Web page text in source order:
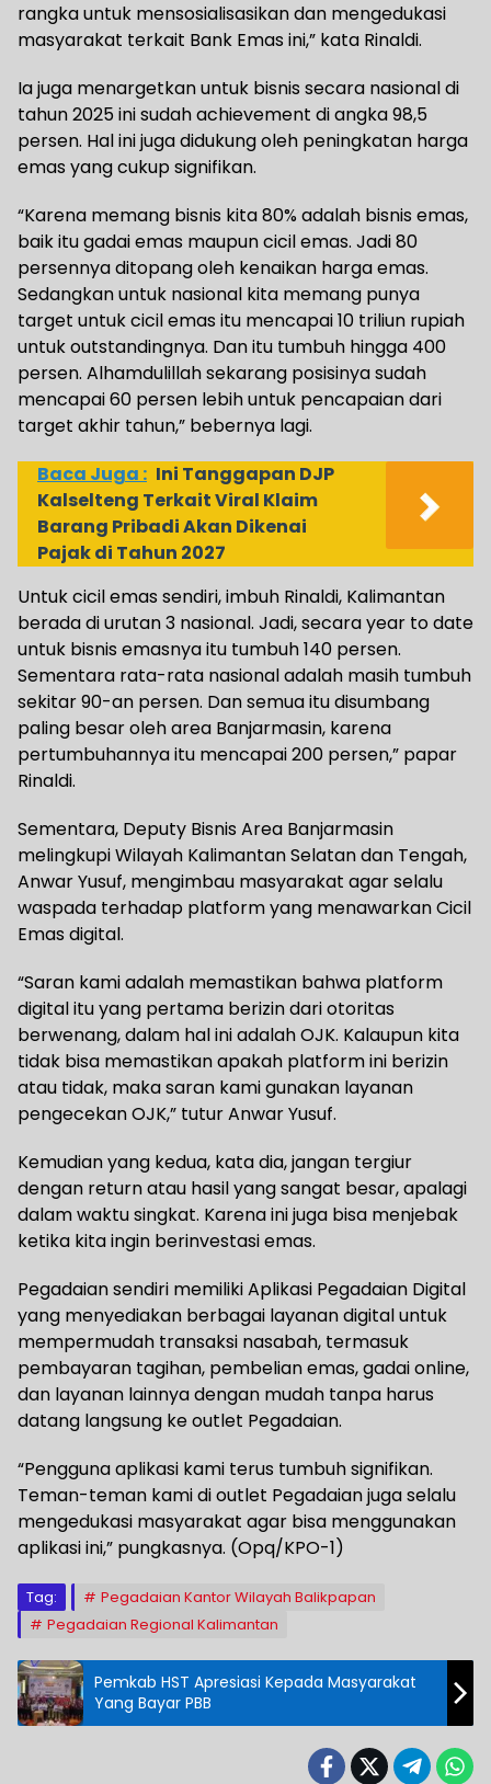
rangka untuk mensosialisasikan dan mengedukasi
masyarakat terkait Bank Emas ini,” kata Rinaldi.
Ia juga menargetkan untuk bisnis secara nasional di
tahun 2025 ini sudah achievement di angka 98,5
persen. Hal ini juga didukung oleh peningkatan harga
emas yang cukup signifikan.
“Karena memang bisnis kita 80% adalah bisnis emas,
baik itu gadai emas maupun cicil emas. Jadi 80
persennya ditopang oleh kenaikan harga emas.
Sedangkan untuk nasional kita memang punya
target untuk cicil emas itu mencapai 10 triliun rupiah
untuk outstandingnya. Dan itu tumbuh hingga 400
persen. Alhamdulillah sekarang posisinya sudah
mencapai 60 persen lebih untuk pencapaian dari
target akhir tahun,” bebernya lagi.
Baca Juga : Ini Tanggapan DJP
Kalselteng Terkait Viral Klaim
Barang Pribadi Akan Dikenai
Pajak di Tahun 2027
Untuk cicil emas sendiri, imbuh Rinaldi, Kalimantan
berada di urutan 3 nasional. Jadi, secara year to date
untuk bisnis emasnya itu tumbuh 140 persen.
Sementara rata-rata nasional adalah masih tumbuh
sekitar 90-an persen. Dan semua itu disumbang
paling besar oleh area Banjarmasin, karena
pertumbuhannya itu mencapai 200 persen,” papar
Rinaldi.
Sementara, Deputy Bisnis Area Banjarmasin
melingkupi Wilayah Kalimantan Selatan dan Tengah,
Anwar Yusuf, mengimbau masyarakat agar selalu
waspada terhadap platform yang menawarkan Cicil
Emas digital.
“Saran kami adalah memastikan bahwa platform
digital itu yang pertama berizin dari otoritas
berwenang, dalam hal ini adalah OJK. Kalaupun kita
tidak bisa memastikan apakah platform ini berizin
atau tidak, maka saran kami gunakan layanan
pengecekan OJK,” tutur Anwar Yusuf.
Kemudian yang kedua, kata dia, jangan tergiur
dengan return atau hasil yang sangat besar, apalagi
dalam waktu singkat. Karena ini juga bisa menjebak
ketika kita ingin berinvestasi emas.
Pegadaian sendiri memiliki Aplikasi Pegadaian Digital
yang menyediakan berbagai layanan digital untuk
mempermudah transaksi nasabah, termasuk
pembayaran tagihan, pembelian emas, gadai online,
dan layanan lainnya dengan mudah tanpa harus
datang langsung ke outlet Pegadaian.
“Pengguna aplikasi kami terus tumbuh signifikan.
Teman-teman kami di outlet Pegadaian juga selalu
mengedukasi masyarakat agar bisa menggunakan
aplikasi ini,” pungkasnya. (Opq/KPO-1)
Tag:
Pegadaian Kantor Wilayah Balikpapan
Pegadaian Regional Kalimantan
Pemkab HST Apresiasi Kepada Masyarakat
Yang Bayar PBB